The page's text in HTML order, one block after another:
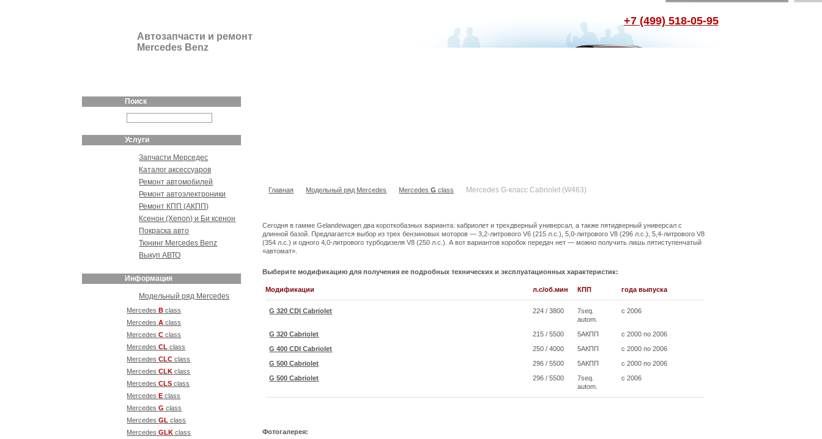
+7 (499) 518-05-95
Автозапчасти и ремонт
Mercedes Benz
Поиск
Услуги
Запчасти Мерседес
Каталог аксессуаров
Ремонт автомобилей
Ремонт автоэлектроники
Ремонт КПП (АКПП)
Ксенон (Xenon) и Би ксенон
Покраска авто
Тюнинг Mercedes Benz
Выкуп АВТО
Информация
Модельный ряд Mercedes
MercedesB class
MercedesA class
MercedesСclass
MercedesCL class
MercedesCLC class
MercedesCLK class
MercedesCLS class
MercedesE class
MercedesG class
MercedesGL class
MercedesGLK class
Главная Модельный ряд Mercedes MercedesG class Mercedes G-класс Cabriolet (W463)
Сегодня в гамме Gelandewagen два короткобазных варианта: кабриолет и трехдверный универсал, а также пятидверный универсал с
длинной базой. Предлагается выбор из трех бензиновых моторов — 3,2-литрового V6 (215 л.с.), 5,0-литрового V8 (296 л.с.), 5,4-литрового V8
(354 л.с.) и одного 4,0-литрового турбодизеля V8 (250 л.с.). А вот вариантов коробок передач нет — можно получить лишь пятиступенчатый
«автомат».
Выберите модификацию для получения ее подробных технических и эксплуатационных характеристик:
Модификации л.с/об.мин КПП года выпуска
G 320 CDI Cabriolet 224 / 3800
7seq.
autom.
с 2006
G 320 Cabriolet 215 / 5500 5АКПП
с 2000 по 2006
G 400 CDI Cabriolet
250 / 4000 5АКПП
с 2000 по 2006
G 500 Cabriolet
296 / 5500 5АКПП
с 2000 по 2006
G 500 Cabriolet
296 / 5500
7seq.
autom.
с 2006
Фотогалерея: